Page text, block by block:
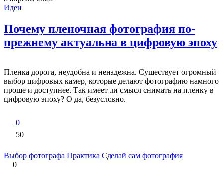
Идеи
Почему пленочная фотография по-
прежнему актуальна в цифровую эпоху
Пленка дорога, неудобна и ненадежна. Существует огромный
выбор цифровых камер, которые делают фотографию намного
проще и доступнее. Так имеет ли смысл снимать на пленку в
цифровую эпоху? О да, безусловно.
0
50
Выбор фотографа Практика Сделай сам фотография
0